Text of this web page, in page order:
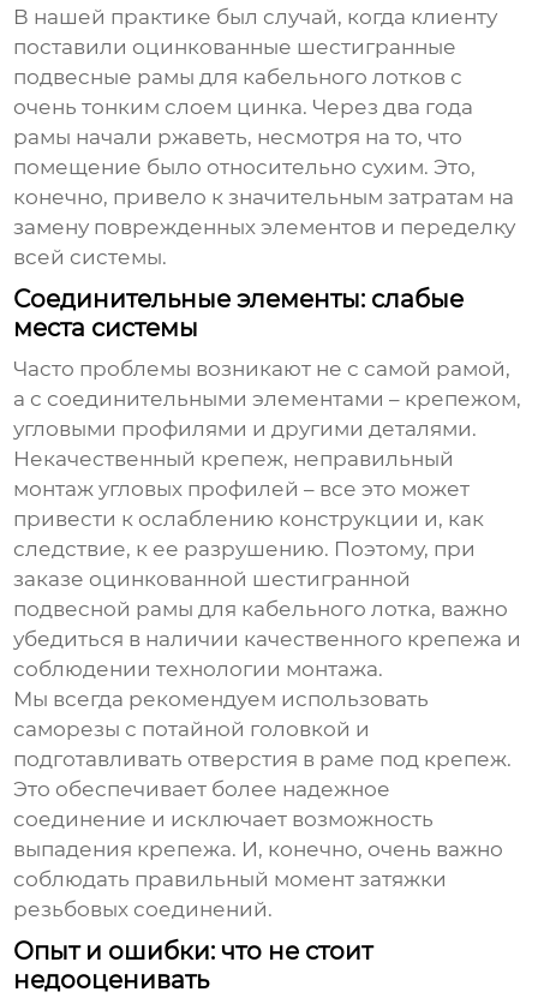
В нашей практике был случай, когда клиенту
поставили оцинкованные шестигранные
подвесные рамы для кабельного лотков с
очень тонким слоем цинка. Через два года
рамы начали ржаветь, несмотря на то, что
помещение было относительно сухим. Это,
конечно, привело к значительным затратам на
замену поврежденных элементов и переделку
всей системы.
Соединительные элементы: слабые
места системы
Часто проблемы возникают не с самой рамой,
а с соединительными элементами – крепежом,
угловыми профилями и другими деталями.
Некачественный крепеж, неправильный
монтаж угловых профилей – все это может
привести к ослаблению конструкции и, как
следствие, к ее разрушению. Поэтому, при
заказе оцинкованной шестигранной
подвесной рамы для кабельного лотка, важно
убедиться в наличии качественного крепежа и
соблюдении технологии монтажа.
Мы всегда рекомендуем использовать
саморезы с потайной головкой и
подготавливать отверстия в раме под крепеж.
Это обеспечивает более надежное
соединение и исключает возможность
выпадения крепежа. И, конечно, очень важно
соблюдать правильный момент затяжки
резьбовых соединений.
Опыт и ошибки: что не стоит
недооценивать